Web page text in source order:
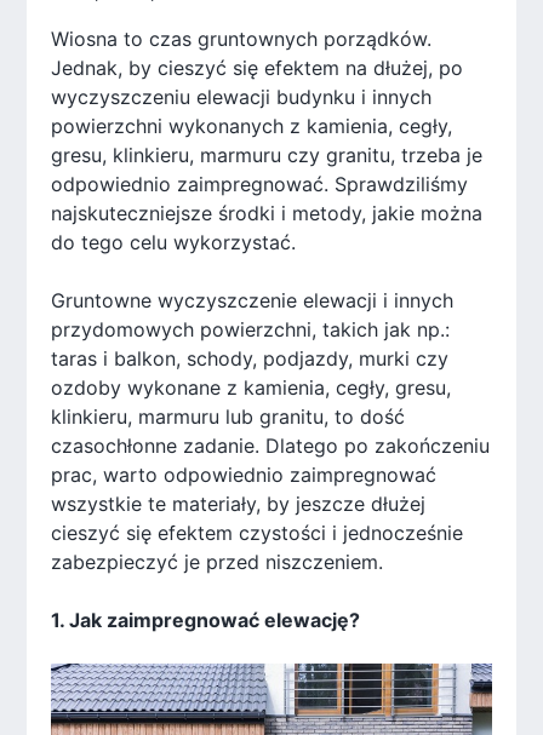
Wiosna to czas gruntownych porządków.
Jednak, by cieszyć się efektem na dłużej, po
wyczyszczeniu elewacji budynku i innych
powierzchni wykonanych z kamienia, cegły,
gresu, klinkieru, marmuru czy granitu, trzeba je
odpowiednio zaimpregnować. Sprawdziliśmy
najskuteczniejsze środki i metody, jakie można
do tego celu wykorzystać.
Gruntowne wyczyszczenie elewacji i innych
przydomowych powierzchni, takich jak np.:
taras i balkon, schody, podjazdy, murki czy
ozdoby wykonane z kamienia, cegły, gresu,
klinkieru, marmuru lub granitu, to dość
czasochłonne zadanie. Dlatego po zakończeniu
prac, warto odpowiednio zaimpregnować
wszystkie te materiały, by jeszcze dłużej
cieszyć się efektem czystości i jednocześnie
zabezpieczyć je przed niszczeniem.
1. Jak zaimpregnować elewację?